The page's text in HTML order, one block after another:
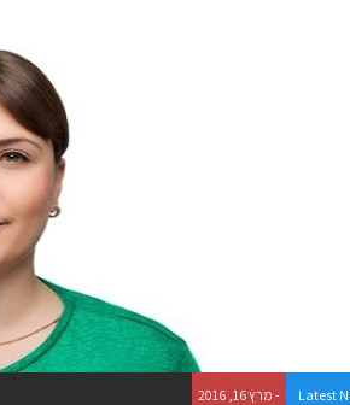
Latest - מרץ 16, 2016